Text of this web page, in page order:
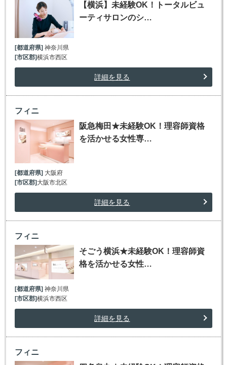
【横浜】未経験OK！トータルビュ
ーティサロンのシ…
[都道府県] 神奈川県
[市区郡]横浜市西区
詳細を見る
フィニ
阪急梅田★未経験OK！理容師資格
を活かせる女性専…
[都道府県] 大阪府
[市区郡] 大阪市北区
詳細を見る
フィニ
そごう横浜★未経験OK！理容師資
格を活かせる女性…
[都道府県] 神奈川県
[市区郡]横浜市西区
詳細を見る
フィニ